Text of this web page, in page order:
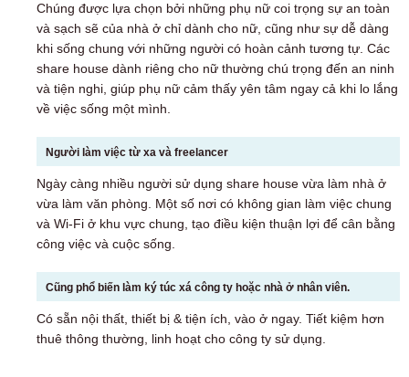
Chúng được lựa chọn bởi những phụ nữ coi trọng sự an toàn
và sạch sẽ của nhà ở chỉ dành cho nữ, cũng như sự dễ dàng
khi sống chung với những người có hoàn cảnh tương tự. Các
share house dành riêng cho nữ thường chú trọng đến an ninh
và tiện nghi, giúp phụ nữ cảm thấy yên tâm ngay cả khi lo lắng
về việc sống một mình.
Người làm việc từ xa và freelancer
Ngày càng nhiều người sử dụng share house vừa làm nhà ở
vừa làm văn phòng. Một số nơi có không gian làm việc chung
và Wi-Fi ở khu vực chung, tạo điều kiện thuận lợi để cân bằng
công việc và cuộc sống.
Cũng phổ biến làm ký túc xá công ty hoặc nhà ở nhân viên.
Có sẵn nội thất, thiết bị & tiện ích, vào ở ngay. Tiết kiệm hơn
thuê thông thường, linh hoạt cho công ty sử dụng.